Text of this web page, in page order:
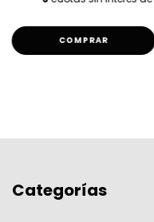
COMPRAR
Categorías